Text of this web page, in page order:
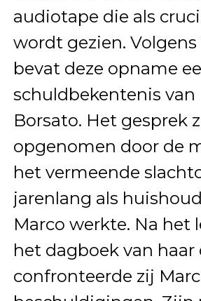
audiotape die als
wordt gezien. Volgens
bevat deze opname
schuldbekentenis van
Borsato. Het gesprek
opgenomen door de
het vermeende
jarenlang als
Marco werkte. Na het
het dagboek van
confronteerde zij